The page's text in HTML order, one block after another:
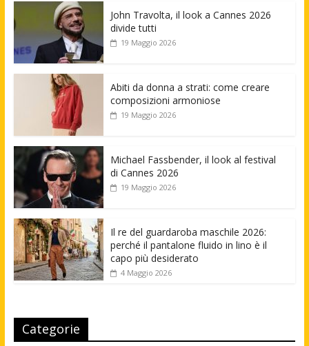
John Travolta, il look a Cannes 2026
divide tutti
19 Maggio 2026
Abiti da donna a strati: come creare
composizioni armoniose
19 Maggio 2026
Michael Fassbender, il look al festival
di Cannes 2026
19 Maggio 2026
Il re del guardaroba maschile 2026:
perché il pantalone fluido in lino è il
capo più desiderato
4 Maggio 2026
Categorie